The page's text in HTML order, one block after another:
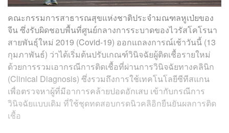
คณะกรรมการสาธารณสุขแห่งชาติประจำมณฑลหูเป่ยของ
จีน ซึ่งรับผิดชอบพื้นที่ศูนย์กลางการระบาดของไวรัสโคโรนา
สายพันธุ์ใหม่ 2019 (Covid-19) ออกแถลงการณ์เช้าวันนี้ (13
กุมภาพันธ์) ว่าได้เริ่มต้นปรับเกณฑ์วินิจฉัยผู้ติดเชื้อรายใหม่
ด้วยการรวมเอากรณีการติดเชื้อที่ผ่านการวินิจฉัยทางคลินิก
(Clinical Diagnosis) ซึ่งรวมถึงการใช้เทคโนโลยีซีทีสแกน
เพื่อตรวจหาผู้ที่มีอาการคล้ายปอดอักเสบ เข้ากับกรณีการ
วินิจฉัยแบบเดิม ที่ใช้ชุดทดสอบกรดนิวคลิอิกยืนยันผลการติด
เชื้อ